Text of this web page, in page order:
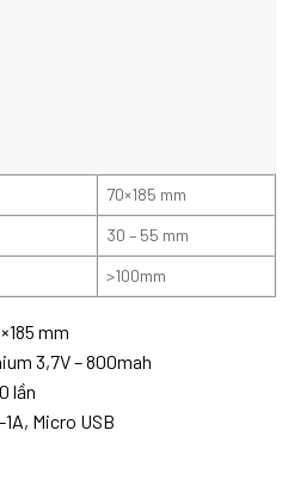
70×185 mm
30 – 55 mm
>100mm
mm
3,7V – 800mah
lần
Micro USB